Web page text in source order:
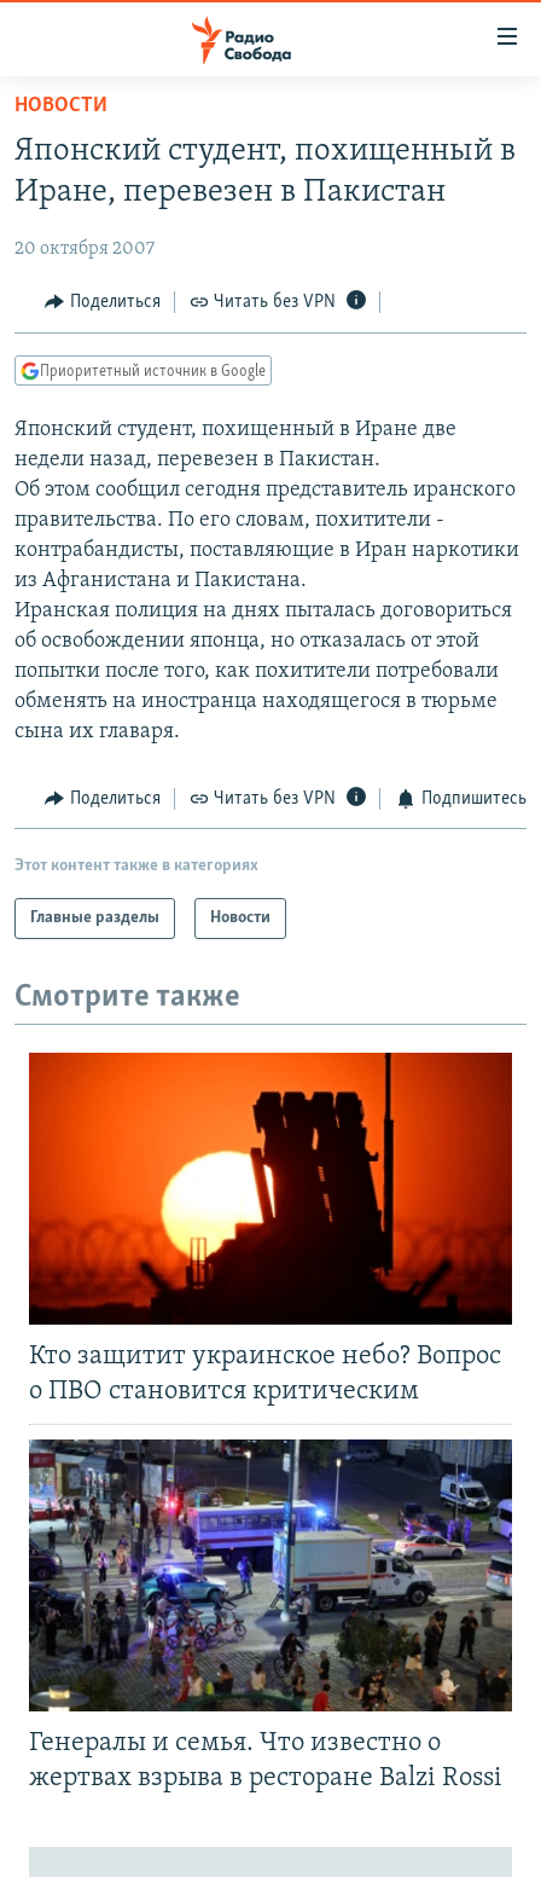
упрощенного
доступа
Вернуться
основному
Вернутся
главной
навигации
Вернутся
поиску
АВТОРСКИЕ ПРОЕКТЫ
ЦИТАТЫ СВОБОДЫ
МНЕНИЯ
IDEL.РЕАЛИИ
КАВКАЗ.РЕАЛИИ
СЕВЕР.РЕАЛИИ
СИБИРЬ.РЕАЛИИ
РАСПИСАНИЕ ВЕЩАНИЯ
ПОДПИШИТЕСЬ НА РАССЫЛКУ
СОЦИАЛЬНЫЕ СЕТИ
Все сайты РСЕ/РС
НОВОСТИ
Японский студент, похищенный в
Иране, перевезен в Пакистан
20 октября 2007
Поделиться Читать без VPN
Приоритетный источник в Google
Японский студент, похищенный в Иране две
недели назад, перевезен в Пакистан.
Об этом сообщил сегодня представитель иранского
правительства. По его словам, похитители -
контрабандисты, поставляющие в Иран наркотики
из Афганистана и Пакистана.
Иранская полиция на днях пыталась договориться
об освобождении японца, но отказалась от этой
попытки после того, как похитители потребовали
обменять на иностранца находящегося в тюрьме
сына их главаря.
Поделиться Читать без VPN Подпишитесь
Этот контент также в категориях
Главные разделы Новости
Смотрите также
Кто защитит украинское небо? Вопрос
о ПВО становится критическим
Генералы и семья. Что известно о
жертвах взрыва в ресторане Balzi Rossi